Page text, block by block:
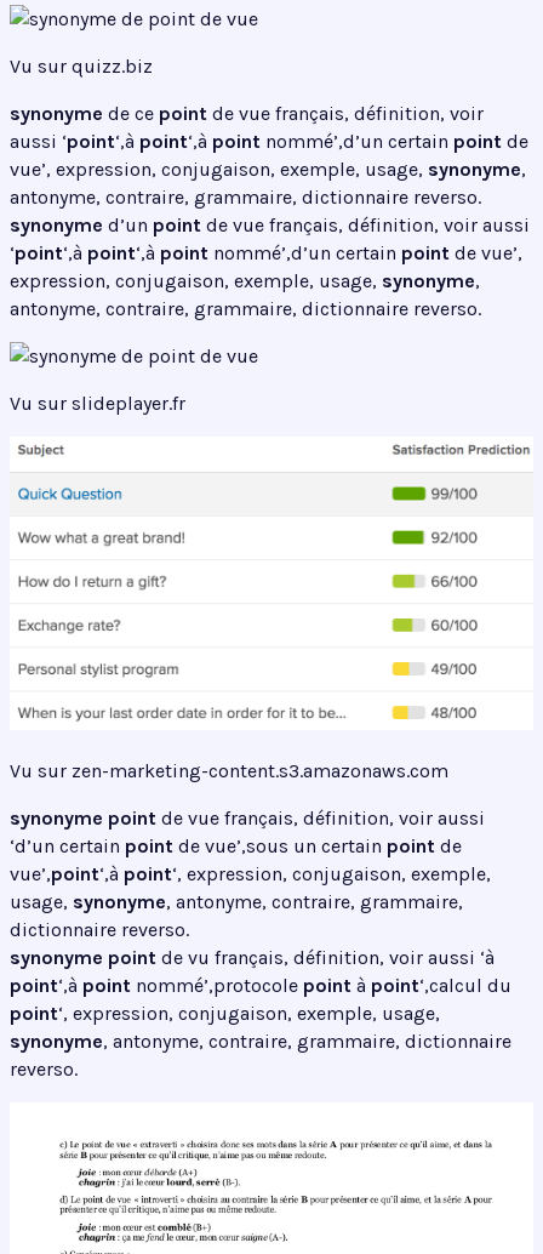
Vu sur quizz.biz
synonyme de ce point de vue français, définition, voir
aussi ‘point‘,à point‘,à point nommé’,d’un certain point de
vue’, expression, conjugaison, exemple, usage, synonyme,
antonyme, contraire, grammaire, dictionnaire reverso.
synonyme d’un point de vue français, définition, voir aussi
‘point‘,à point‘,à point nommé’,d’un certain point de vue’,
expression, conjugaison, exemple, usage, synonyme,
antonyme, contraire, grammaire, dictionnaire reverso.
Vu sur slideplayer.fr
Vu sur zen-marketing-content.s3.amazonaws.com
synonyme point de vue français, définition, voir aussi
‘d’un certain point de vue’,sous un certain point de
vue’,point‘,à point‘, expression, conjugaison, exemple,
usage, synonyme, antonyme, contraire, grammaire,
dictionnaire reverso.
synonyme point de vu français, définition, voir aussi ‘à
point‘,à point nommé’,protocole point à point‘,calcul du
point‘, expression, conjugaison, exemple, usage,
synonyme, antonyme, contraire, grammaire, dictionnaire
reverso.